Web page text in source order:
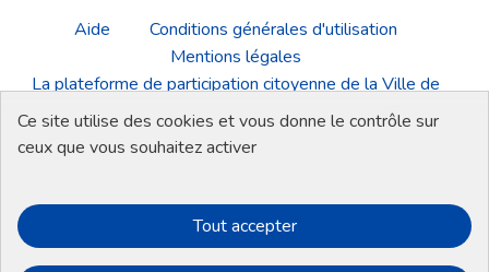
Aide
Conditions générales d'utilisation
Mentions légales
La plateforme de participation citoyenne de la Ville de
Marseille
Télécharger les fichiers Open Data
Plateforme de participation de la Ville
Plateforme de participation de la
Plateforme de participation
Plateforme de
Ce site utilise des cookies et vous donne le contrôle sur
ceux que vous souhaitez activer
Tout accepter